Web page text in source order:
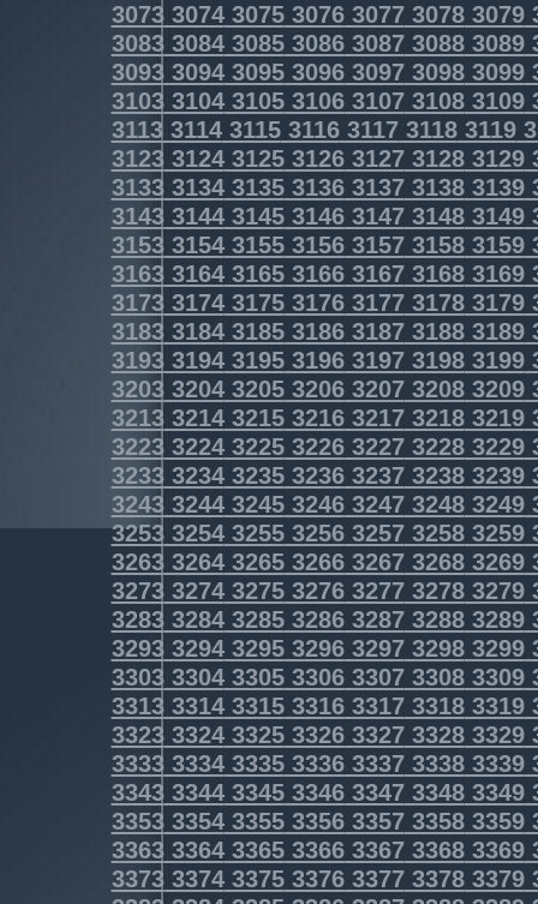
3073307430753076307730783079
3083308430853086308730883089
3093309430953096309730983099
3103310431053106310731083109
3113 311431153116311731183119
3123312431253126312731283129
3133313431353136313731383139
3143314431453146314731483149
3153315431553156315731583159
3163316431653166316731683169
3173317431753176317731783179
3183318431853186318731883189
3193319431953196319731983199
3203320432053206320732083209
3213321432153216321732183219
3223322432253226322732283229
3233323432353236323732383239
3243324432453246324732483249
3253325432553256325732583259
3263326432653266326732683269
3273327432753276327732783279
3283328432853286328732883289
3293329432953296329732983299
3303330433053306330733083309
3313331433153316331733183319
3323332433253326332733283329
3333333433353336333733383339
3343334433453346334733483349
3353335433553356335733583359
3363336433653366336733683369
3373337433753376337733783379